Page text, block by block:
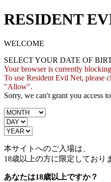
RESIDENT
WELCOME
SELECT YOUR DATE OF
Your browser is currently
To use Resident Evil Net, please
"Allow".
Sorry, we can't grant you access
本サイトへのご入場は、
18歳以上の方に限定しており
あなたは18歳以上ですか？